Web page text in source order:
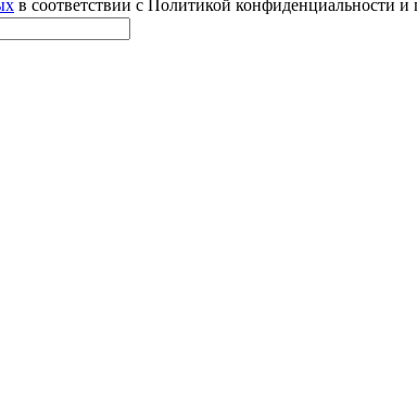
в соответствии с Политикой конфиденциальности